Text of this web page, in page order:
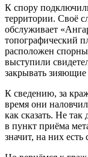
К спору
территории. Своё
обслуживает
топографический
расположен
выступили
закрывать
К сведению, за
время они
как сказать. Не
в пункт приёма
значит, на них